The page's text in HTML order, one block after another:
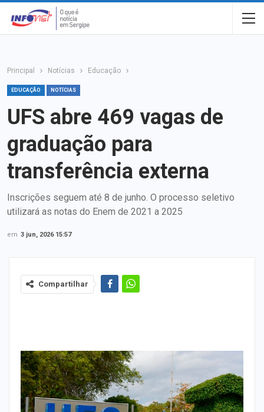
Principal Notícias Educação
EDUCAÇÃO NOTÍCIAS
UFS abre 469 vagas de
graduação para
transferência externa
Inscrições seguem até 8 de junho. O processo seletivo
utilizará as notas do Enem de 2021 a 2025
em 3 jun, 2026 15:57
Compartilhar